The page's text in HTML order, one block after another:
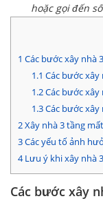
hoặc gọi đến
1 Các bước xây nhà
1.1 Các bước xây
1.2Các bước xây
1.3Các bước xây
2Xây nhà 3 tầng
3Các yếu tố ảnh
4Lưu ý khi xây nhà
Các bước xây